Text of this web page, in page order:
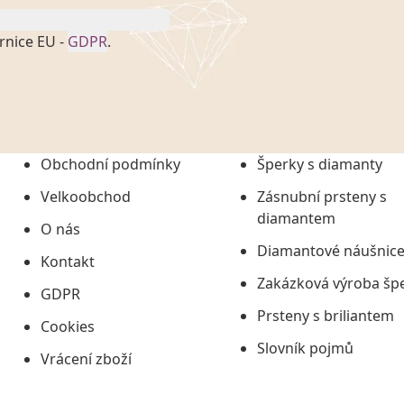
EU - GDPR.
č. 101/2000 Sb. v
uchováním veškerých
údajů či jako jeho
informací, nejdéle
Obchodní podmínky
Velkoobchod
O nás
Kontakt
GDPR
Cookies
Vrácení zboží
Šperky s diamanty
Zásnubní prsteny s
diamantem
Diamantové náušnice
Zakázková výroba
Prsteny s briliantem
Slovník pojmů